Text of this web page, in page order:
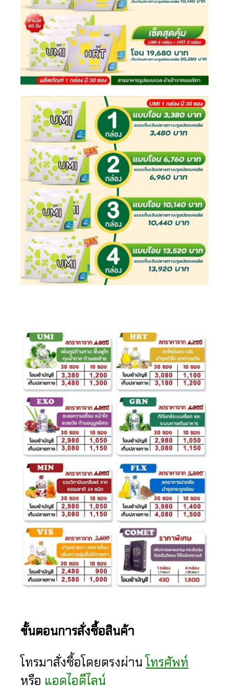
ขั้นตอนการสั่งซื้อสินค้า
โทรมาสั่งซื้อโดยตรงผ่านโทรศัพท์
หรือ แอดไอดีไลน์